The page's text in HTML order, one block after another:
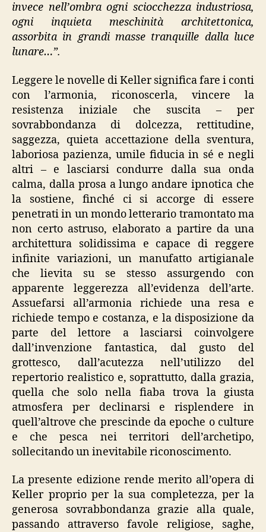
invece nell’ombra ogni sciocchezza industriosa,
ogni inquieta meschinità architettonica,
assorbita in grandi masse tranquille dalla luce
lunare…”.
Leggere le novelle di Keller significa fare i conti
con l’armonia, riconoscerla, vincere la
resistenza iniziale che suscita – per
sovrabbondanza di dolcezza, rettitudine,
saggezza, quieta accettazione della sventura,
laboriosa pazienza, umile fiducia in sé e negli
altri – e lasciarsi condurre dalla sua onda
calma, dalla prosa a lungo andare ipnotica che
la sostiene, finché ci si accorge di essere
penetrati in un mondo letterario tramontato ma
non certo astruso, elaborato a partire da una
architettura solidissima e capace di reggere
infinite variazioni, un manufatto artigianale
che lievita su se stesso assurgendo con
apparente leggerezza all’evidenza dell’arte.
Assuefarsi all’armonia richiede una resa e
richiede tempo e costanza, e la disposizione da
parte del lettore a lasciarsi coinvolgere
dall’invenzione fantastica, dal gusto del
grottesco, dall’acutezza nell’utilizzo del
repertorio realistico e, soprattutto, dalla grazia,
quella che solo nella fiaba trova la giusta
atmosfera per declinarsi e risplendere in
quell’altrove che prescinde da epoche o culture
e che pesca nei territori dell’archetipo,
sollecitando un inevitabile riconoscimento.
La presente edizione rende merito all’opera di
Keller proprio per la sua completezza, per la
generosa sovrabbondanza grazie alla quale,
passando attraverso favole religiose, saghe,